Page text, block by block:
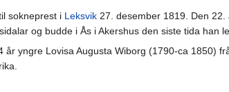
sokneprest i Leksvik 27. desember 1819. Den
og budde i Ås i Akershus den siste tida han
år yngre Lovisa Augusta Wiborg (1790-ca 1850)